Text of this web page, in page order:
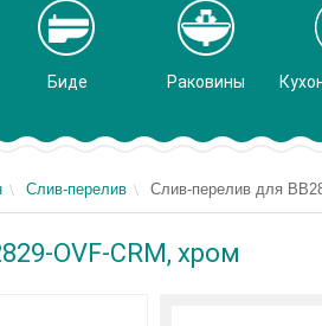
Биде Раковины
Слив-перелив Слив-перелив для
OVF-CRM, хром